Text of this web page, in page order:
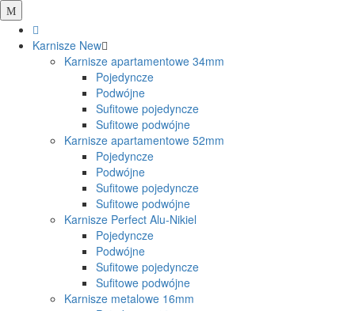
Karnisze New
Karnisze apartamentowe 34mm
Pojedyncze
Podwójne
Sufitowe pojedyncze
Sufitowe podwójne
Karnisze apartamentowe 52mm
Pojedyncze
Podwójne
Sufitowe pojedyncze
Sufitowe podwójne
Karnisze Perfect Alu-Nikiel
Pojedyncze
Podwójne
Sufitowe pojedyncze
Sufitowe podwójne
Karnisze metalowe 16mm